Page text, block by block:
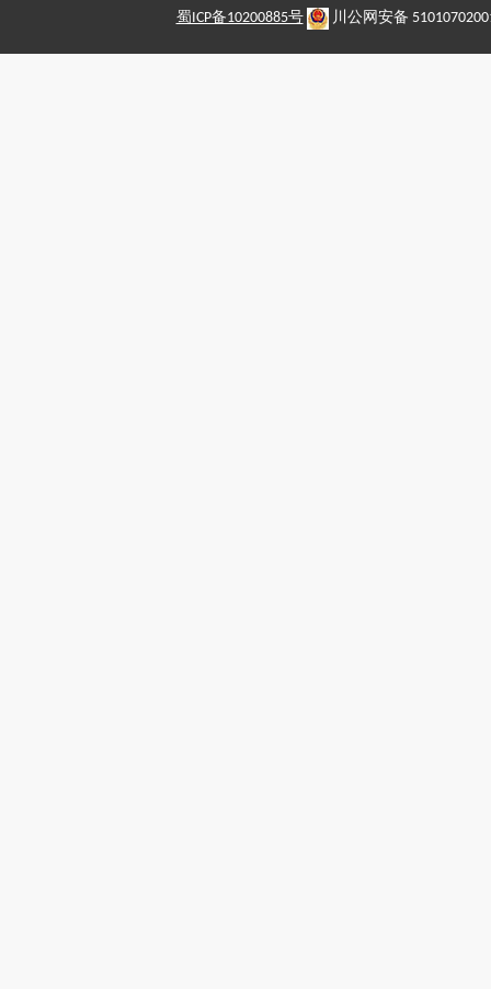
蜀ICP备10200885号
川公网安备